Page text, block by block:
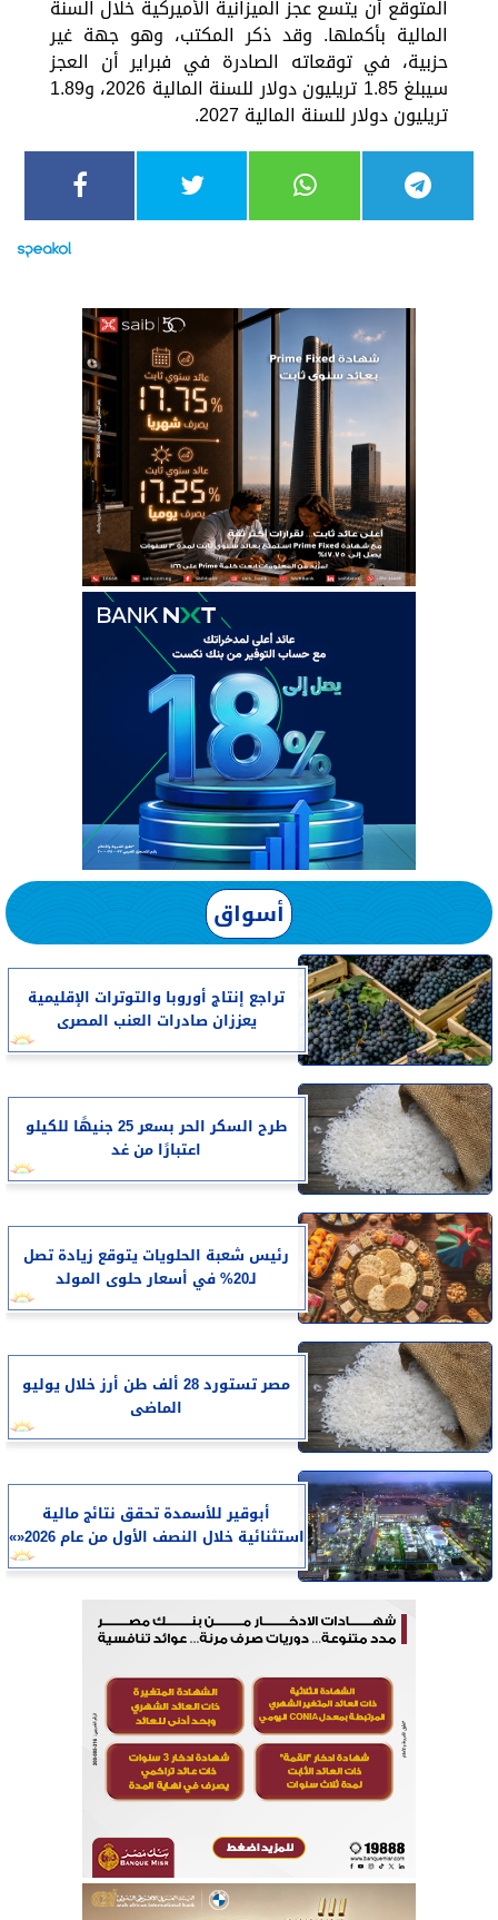
المتوقع أن يتسع عجز الميزانية الأميركية خلال السنة
المالية بأكملها. وقد ذكر المكتب، وهو جهة غير
حزبية، في توقعاته الصادرة في فبراير أن العجز
سيبلغ 1.85 تريليون دولار للسنة المالية 2026، و1.89
تريليون دولار للسنة المالية 2027.
أسواق
تراجع إنتاج أوروبا والتوترات الإقليمية
يعززان صادرات العنب المصرى
طرح السكر الحر بسعر 25 جنيهًا للكيلو
اعتبارًا من غد
رئيس شعبة الحلويات يتوقع زيادة تصل
لـ20% في أسعار حلوى المولد
مصر تستورد 28 ألف طن أرز خلال يوليو
الماضى
أبوقير للأسمدة تحقق نتائج مالية
استثنائية خلال النصف الأول من عام 2026«»